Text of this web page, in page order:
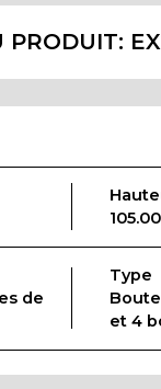
PRODUIT:
de
Type
et 4